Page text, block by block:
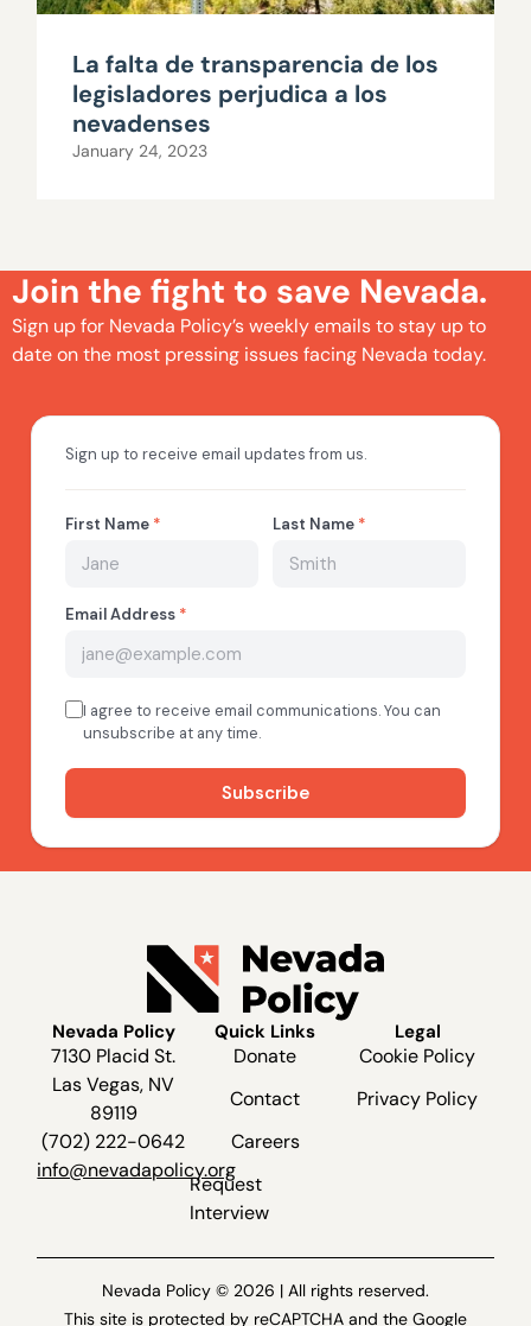
La falta de transparencia de los
legisladores perjudica a los
nevadenses
January 24, 2023
Join the fight to save Nevada.
Sign up for Nevada Policy’s weekly emails to stay up to
date on the most pressing issues facing Nevada today.
Nevada Policy
7130 Placid St.
Las Vegas, NV
89119
(702) 222-0642
info@nevadapolicy.org
Quick Links
Donate
Contact
Careers
Request
Interview
Legal
Cookie Policy
Privacy Policy
Nevada Policy © 2026 | All rights reserved.
This site is protected by reCAPTCHA and the Google